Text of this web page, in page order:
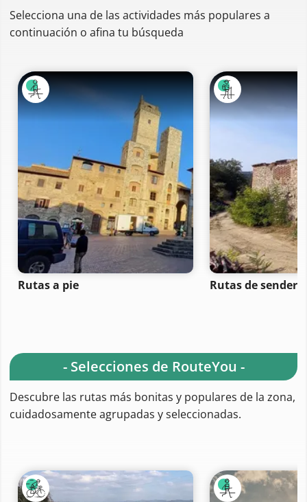
Selecciona una de las actividades más populares a
continuación o afina tu búsqueda
Rutas a pie Rutas de
- Selecciones de RouteYou -
Descubre las rutas más bonitas y populares de la zona,
cuidadosamente agrupadas y seleccionadas.